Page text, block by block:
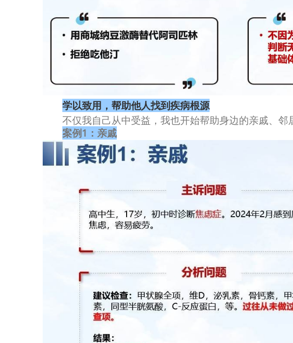
学以致用，帮助他人找到疾病根源
不仅我自己从中受益，我也开始帮助身边的亲戚、邻
案例1：亲戚